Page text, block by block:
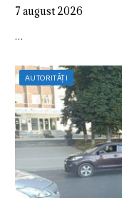
7 august 2026
…
AUTORITĂȚI